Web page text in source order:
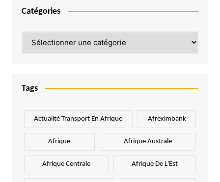
Catégories
Tags
Actualité Transport En Afrique Afreximbank
Afrique Afrique Australe
Afrique Centrale Afrique De L'Est